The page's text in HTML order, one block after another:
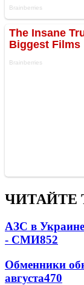
ЧИТАЙТЕ
АЗС в
- СМИ852
Обменники
августа470